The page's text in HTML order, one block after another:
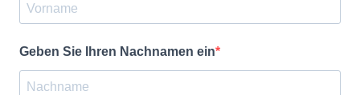
Geben Sie Ihren Nachnamen ein